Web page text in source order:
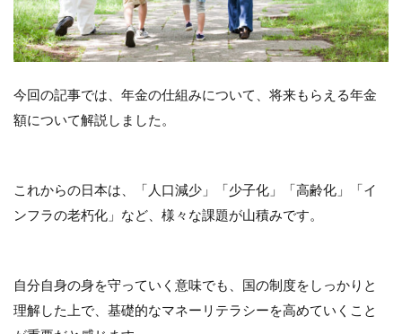
今回の記事では、年金の仕組みについて、将来もらえる年金
額について解説しました。
これからの日本は、「人口減少」「少子化」「高齢化」「イ
ンフラの老朽化」など、様々な課題が山積みです。
自分自身の身を守っていく意味でも、国の制度をしっかりと
理解した上で、基礎的なマネーリテラシーを高めていくこと